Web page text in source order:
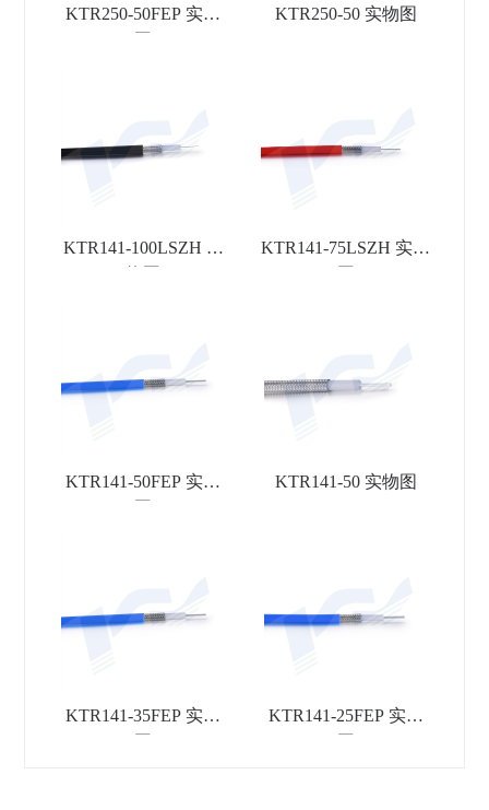
KTR250-50FEP 实物
KTR250-50 实物图
KTR141-100LSZH 实
KTR141-75LSZH 实物
KTR141-50FEP 实物
KTR141-50 实物图
KTR141-35FEP 实物
KTR141-25FEP 实物